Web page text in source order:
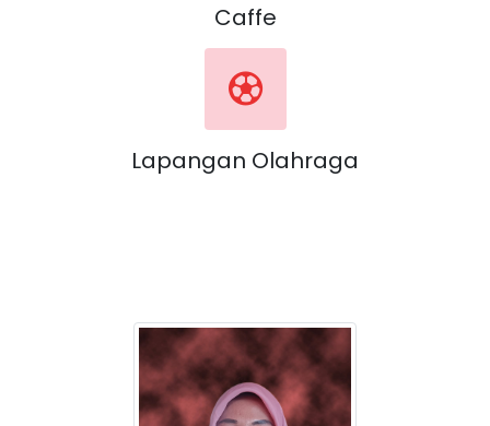
Caffe
Lapangan Olahraga